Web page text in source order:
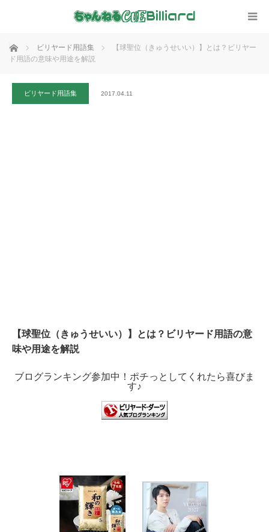
ホーム ビリヤード用語集
【球聖位（きゅうせいい）】とは？ビリヤー
ド用語の意味や用途を解説
ビリヤード用語集 2017.04.11
【球聖位（きゅうせいい）】とは？ビリヤード用語の意
味や用途を解説
ブログランキング参加中！ポチっとしてくれたら喜びま
す♪